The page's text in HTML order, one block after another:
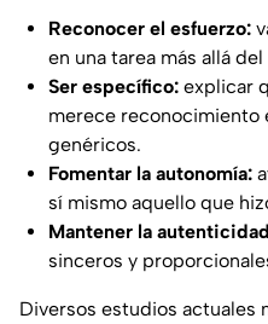
Reconocer el esfuerzo:
en una tarea más allá
Ser específico: explicar
merece reconocimiento
genéricos.
Fomentar la autonomía:
sí mismo aquello que
Mantener la
sinceros y
Diversos estudios actuales